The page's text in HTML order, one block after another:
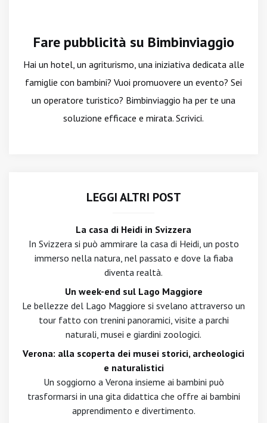
Fare pubblicità su Bimbinviaggio
Hai un hotel, un agriturismo, una iniziativa dedicata alle
famiglie con bambini? Vuoi promuovere un evento? Sei
un operatore turistico? Bimbinviaggio ha per te una
soluzione efficace e mirata. Scrivici.
LEGGI ALTRI POST
La casa di Heidi in Svizzera
In Svizzera si può ammirare la casa di Heidi, un posto
immerso nella natura, nel passato e dove la fiaba
diventa realtà.
Un week-end sul Lago Maggiore
Le bellezze del Lago Maggiore si svelano attraverso un
tour fatto con trenini panoramici, visite a parchi
naturali, musei e giardini zoologici.
Verona: alla scoperta dei musei storici, archeologici
e naturalistici
Un soggiorno a Verona insieme ai bambini può
trasformarsi in una gita didattica che offre ai bambini
apprendimento e divertimento.